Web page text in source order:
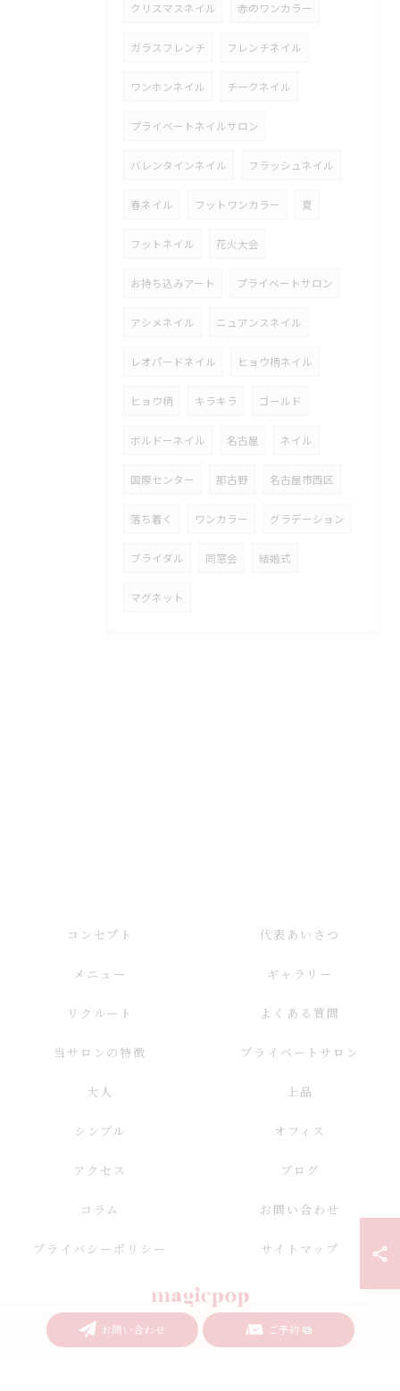
クリスマスネイル 赤のワンカラー
ガラスフレンチ フレンチネイル
ワンホンネイル チークネイル
プライベートネイルサロン
バレンタインネイル フラッシュネイル
春ネイル フットワンカラー 夏
フットネイル 花火大会
お持ち込みアート プライベートサロン
アシメネイル ニュアンスネイル
レオパードネイル ヒョウ柄ネイル
ヒョウ柄 キラキラ ゴールド
ボルドーネイル 名古屋 ネイル
国際センター 那古野 名古屋市西区
落ち着く ワンカラー グラデーション
ブライダル 同窓会 結婚式
マグネット
お問い合わせ ご予約
コンセプト 代表あいさつ
メニュー ギャラリー
リクルート よくある質問
当サロンの特徴 プライベートサロン
大人 上品
シンプル オフィス
アクセス ブログ
コラム お問い合わせ
プライバシーポリシー サイトマップ